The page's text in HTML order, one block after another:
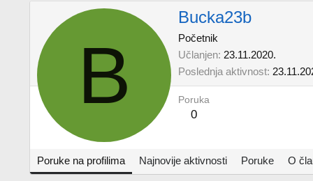
B
Bucka23b
Početnik
Učlanjen 23.11.2020.
Poslednja aktivnost
Poruka
0
Poruke na profilima Najnovije aktivnosti Poruke O